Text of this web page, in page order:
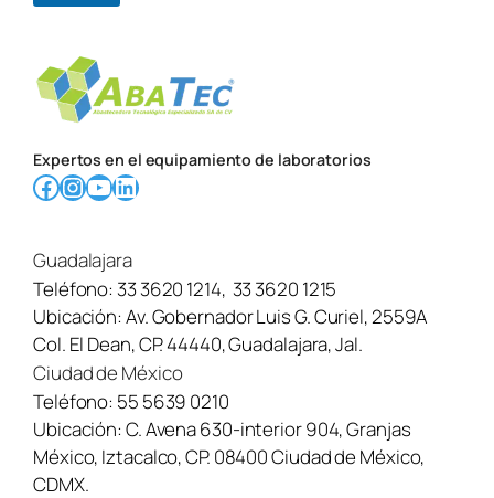
e
a
s
c
r
a
a
q
u
í
Expertos en el equipamiento de laboratorios
Facebook InstagramYouTube LinkedIn
Guadalajara
Teléfono:33 3620 1214, 33 3620 1215
Ubicación:Av. Gobernador Luis G. Curiel, 2559A
Col. El Dean, CP. 44440, Guadalajara, Jal.
Ciudad de México
Teléfono: 55 5639 0210
Ubicación:C. Avena 630-interior 904, Granjas
México, Iztacalco, CP. 08400 Ciudad de México,
CDMX.